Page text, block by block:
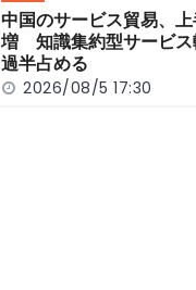
中国のサービス貿易、
増 知識集約型サービス
過半占める
2026/08/5 17:30